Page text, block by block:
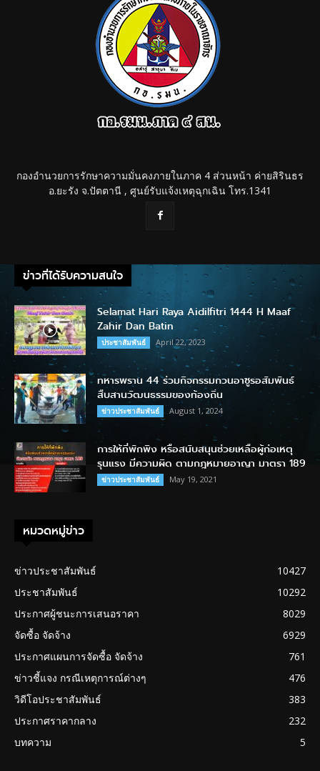
กองอำนวยการรักษาความมั่นคงภายในภาค 4 ส่วนหน้า ค่ายสิรินธร
อ.ยะรัง จ.ปัตตานี , ศูนย์รับแจ้งเหตุฉุกเฉิน โทร.1341
ข่าวที่ได้รับความสนใจ
Selamat Hari Raya Aidilfitri 1444 H Maaf
Zahir Dan Batin
ประชาสัมพันธ์ April 22, 2023
ทหารพราน 44 ร่วมกิจกรรมกวนอาซูรอสัมพันธ์
สืบสานวัฒนธรรมของท้องถิ่น
ข่าวประชาสัมพันธ์ August 1, 2024
การให้ที่พักพิง หรือสนับสนุนช่วยเหลือผู้ก่อเหตุ
รุนแรง มีความผิด ตามกฎหมายอาญา มาตรา 189
ข่าวประชาสัมพันธ์ May 19, 2021
หมวดหมู่ข่าว
ข่าวประชาสัมพันธ์
10427
ประชาสัมพันธ์
10292
ประกาศผู้ชนะการเสนอราคา
8029
จัดซื้อ จัดจ้าง
6929
ประกาศแผนการจัดซื้อ จัดจ้าง
761
ข่าวชี้แจง กรณีเหตุการณ์ต่างๆ
476
วิดีโอประชาสัมพันธ์
383
ประกาศราคากลาง
232
บทความ
5